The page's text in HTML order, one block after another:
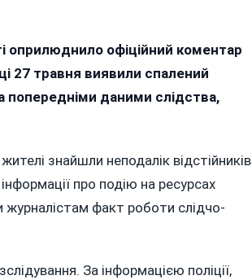
оприлюднило офіційний коментар
27 травня виявили спалений
попередніми даними слідства,
жителі знайшли неподалік відстійників
про подію на ресурсах
журналістам факт роботи слідчо-
За інформацією поліції,